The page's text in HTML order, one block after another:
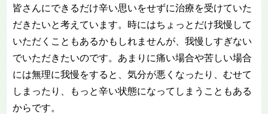
皆さんにできるだけ辛い思いをせずに治療を受けていた
だきたいと考えています。時にはちょっとだけ我慢して
いただくこともあるかもしれませんが、我慢しすぎない
でいただきたいのです。あまりに痛い場合や苦しい場合
には無理に我慢をすると、気分が悪くなったり、むせて
しまったり、もっと辛い状態になってしまうこともある
からです。